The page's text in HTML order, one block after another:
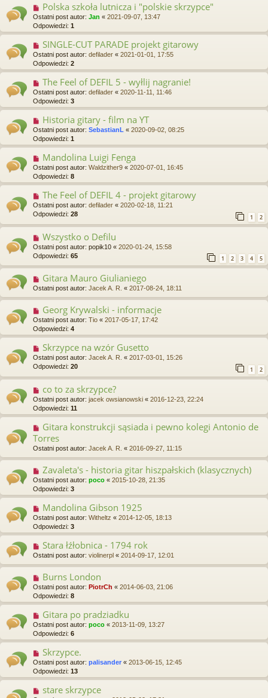
Polska szkoła lutnicza i "polskie skrzypce"
Ostatni post autor: Jan « 2021-09-07, 13:47
Odpowiedzi: 1
SINGLE-CUT PARADE projekt gitarowy
Ostatni post autor: defilader « 2021-01-01, 17:55
Odpowiedzi: 2
The Feel of DEFIL 5 - wyłlij nagranie!
Ostatni post autor: defilader « 2020-11-11, 11:46
Odpowiedzi: 3
Historia gitary - film na YT
Ostatni post autor: SebastianL « 2020-09-02, 08:25
Odpowiedzi: 1
Mandolina Luigi Fenga
Ostatni post autor: Waldzither9 « 2020-07-01, 16:45
Odpowiedzi: 8
The Feel of DEFIL 4 - projekt gitarowy
Ostatni post autor: defilader « 2020-02-18, 11:21
Odpowiedzi: 28 1 2
Wszystko o Defilu
Ostatni post autor: popik10 « 2020-01-24, 15:58
Odpowiedzi: 65 1 2 3 4 5
Gitara Mauro Giulianiego
Ostatni post autor: Jacek A. R. « 2017-08-24, 18:11
Georg Krywalski - informacje
Ostatni post autor: Tio « 2017-05-17, 17:42
Odpowiedzi: 4
Skrzypce na wzór Gusetto
Ostatni post autor: Jacek A. R. « 2017-03-01, 15:26
Odpowiedzi: 20 1 2
co to za skrzypce?
Ostatni post autor: jacek owsianowski « 2016-12-23, 22:24
Odpowiedzi: 11
Gitara konstrukcji sąsiada i pewno kolegi Antonio de
Torres
Ostatni post autor: Jacek A. R. « 2016-09-27, 11:15
Zavaleta's - historia gitar hiszpałskich (klasycznych)
Ostatni post autor: poco « 2015-10-28, 21:35
Odpowiedzi: 3
Mandolina Gibson 1925
Ostatni post autor: Witheltz « 2014-12-05, 18:13
Odpowiedzi: 3
Stara łźłobnica - 1794 rok
Ostatni post autor: violinerpl « 2014-09-17, 12:01
Burns London
Ostatni post autor: PiotrCh « 2014-06-03, 21:06
Odpowiedzi: 8
Gitara po pradziadku
Ostatni post autor: poco « 2013-11-09, 13:27
Odpowiedzi: 6
Skrzypce.
Ostatni post autor: palisander « 2013-06-15, 12:45
Odpowiedzi: 13
stare skrzypce